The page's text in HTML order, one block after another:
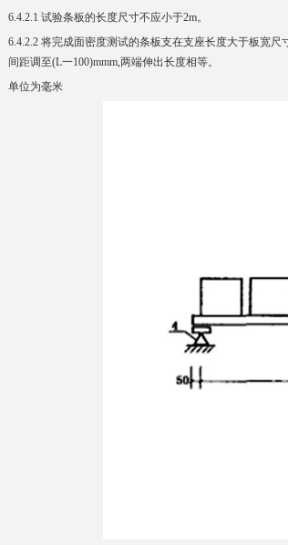
6.4.2.1 试验条板的长度尺寸不应小于2m。
6.4.2.2 将完成面密度测试的条板支在支座长度大于板宽
间距调至(L一100)mmm,两端伸出长度相等。
单位为毫米